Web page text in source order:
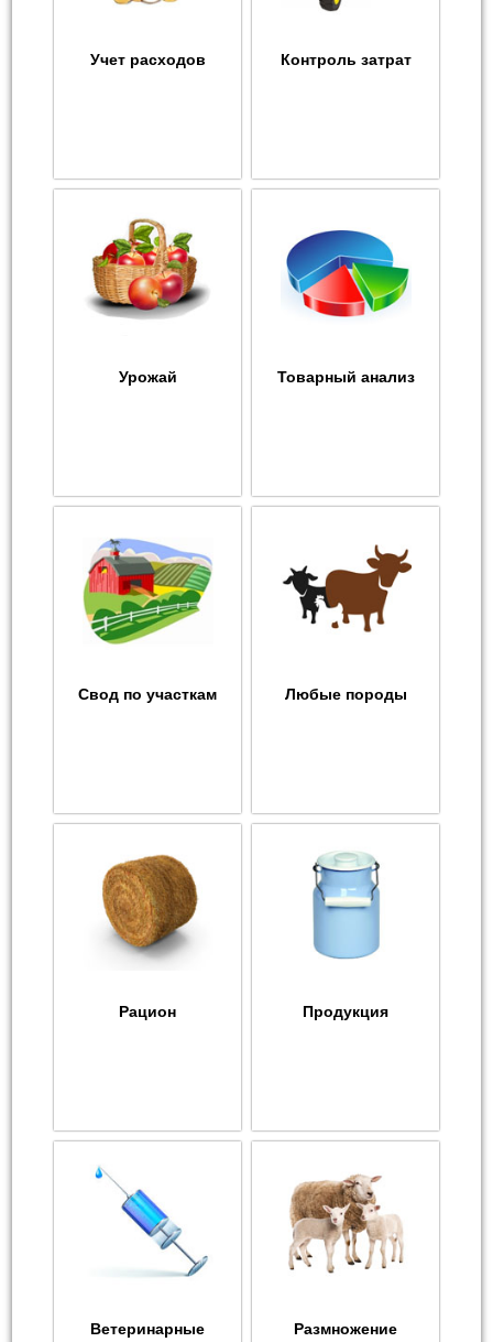
Учет расходов Контроль затрат
Урожай Товарный анализ
Свод по участкам Любые породы
Рацион Продукция
Ветеринарные
Размножение